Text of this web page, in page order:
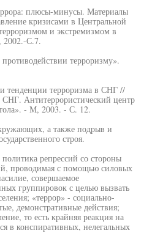
плюсы-минусы. Материалы
кризисами в Центральной
и экстремизмом в
2002.-С.7.
терроризму».
тенденции терроризма в СНГ //
Антитеррористический центр
- М, 2003. - С. 12.
а также подрыв и
строя.
репрессий со стороны
проводимая с помощью силовых
совершаемое
группировок с целью вызвать
«террор» - социально-
демонстративные действия;
то есть крайняя реакция на
в конспиративных, нелегальных